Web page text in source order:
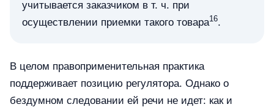
учитывается заказчиком в т. ч. при
осуществлении приемки такого товара16.
В целом правоприменительная практика
поддерживает позицию регулятора. Однако о
бездумном следовании ей речи не идет: как и